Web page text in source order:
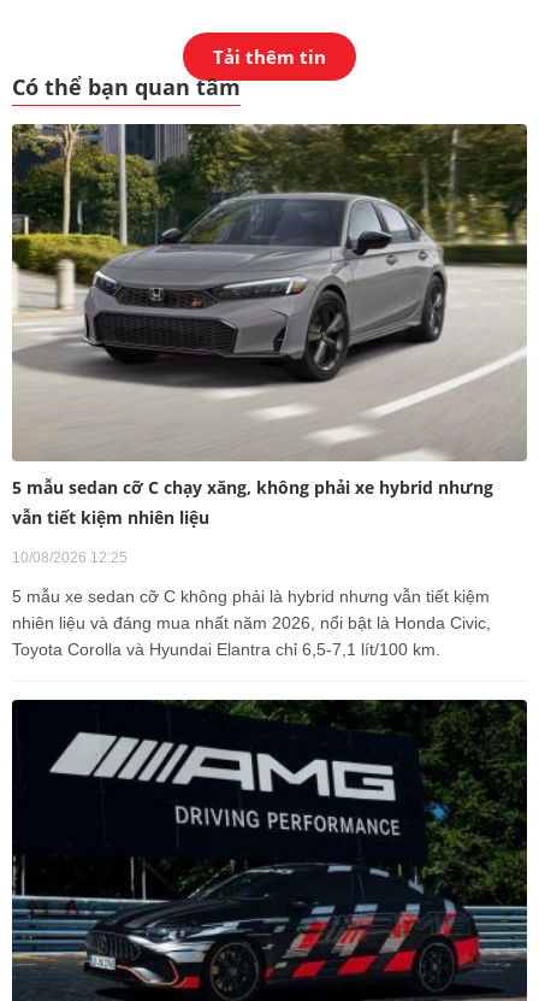
Tải thêm tin
Có thể bạn quan tâm
5 mẫu sedan cỡ C chạy xăng, không phải xe hybrid nhưng
vẫn tiết kiệm nhiên liệu
10/08/2026 12:25
5 mẫu xe sedan cỡ C không phải là hybrid nhưng vẫn tiết kiệm
nhiên liệu và đáng mua nhất năm 2026, nổi bật là Honda Civic,
Toyota Corolla và Hyundai Elantra chỉ 6,5-7,1 lít/100 km.